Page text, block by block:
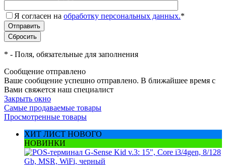
Я согласен на обработку персональных данных.*
* - Поля, обязательные для заполнения
Сообщение отправлено
Ваше сообщение успешно отправлено. В ближайшее время с
Вами свяжется наш специалист
Закрыть окно
Самые продаваемые товары
Просмотренные товары
ХИТ ЛИСТ НОВОГО
НОВИНКИ